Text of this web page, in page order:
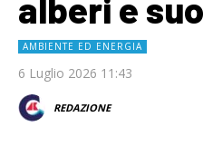
alberi e
AMBIENTE ED ENERGIA
6 Luglio 2026 11:43
REDAZIONE